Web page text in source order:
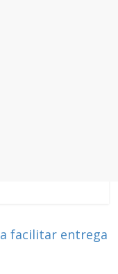
facilitar entrega